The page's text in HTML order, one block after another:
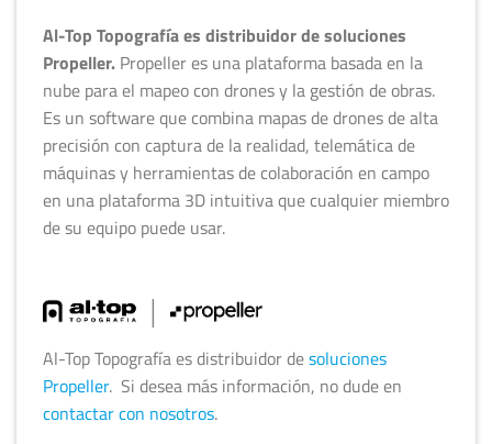
Al-Top Topografía es distribuidor de soluciones
Propeller. Propeller es una plataforma basada en la
nube para el mapeo con drones y la gestión de obras.
Es un software que combina mapas de drones de alta
precisión con captura de la realidad, telemática de
máquinas y herramientas de colaboración en campo
en una plataforma 3D intuitiva que cualquier miembro
de su equipo puede usar.
Al-Top Topografía es distribuidor desoluciones
Propeller. Si desea más información, no dude en
contactar con nosotros.